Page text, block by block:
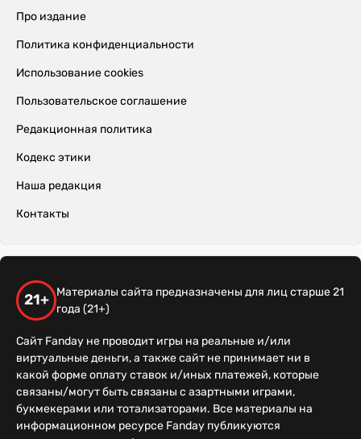
Про издание
Политика конфиденциальности
Использование cookies
Пользовательское соглашение
Редакционная политика
Кодекс этики
Наша редакция
Контакты
21+
Материалы сайта предназначены для лиц старше 21
года (21+)
Сайт Fanday не проводит игры на реальные и/или
виртуальные деньги, а также сайт не принимает ни в
какой форме оплату ставок и/иных платежей, которые
связаны/могут быть связаны с азартными играми,
букмекерами или тотализаторами. Все материалы на
информационном ресурсе Fanday публикуются